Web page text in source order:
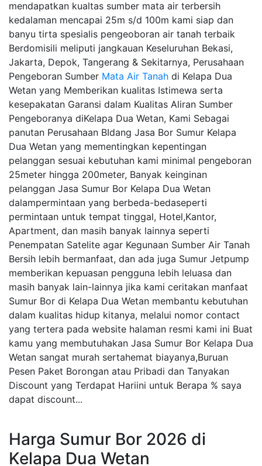
mendapatkan kualtas sumber mata air terbersih
kedalaman mencapai 25m s/d 100m kami siap dan
banyu tirta spesialis pengeoboran air tanah terbaik
Berdomisili meliputi jangkauan Keseluruhan Bekasi,
Jakarta, Depok, Tangerang & Sekitarnya, Perusahaan
Pengeboran Sumber Mata Air Tanah di Kelapa Dua
Wetan yang Memberikan kualitas Istimewa serta
kesepakatan Garansi dalam Kualitas Aliran Sumber
Pengeboranya diKelapa Dua Wetan, Kami Sebagai
panutan Perusahaan BIdang Jasa Bor Sumur Kelapa
Dua Wetan yang mementingkan kepentingan
pelanggan sesuai kebutuhan kami minimal pengeboran
25meter hingga 200meter, Banyak keinginan
pelanggan Jasa Sumur Bor Kelapa Dua Wetan
dalampermintaan yang berbeda-bedaseperti
permintaan untuk tempat tinggal, Hotel,Kantor,
Apartment, dan masih banyak lainnya seperti
Penempatan Satelite agar Kegunaan Sumber Air Tanah
Bersih lebih bermanfaat, dan ada juga Sumur Jetpump
memberikan kepuasan pengguna lebih leluasa dan
masih banyak lain-lainnya jika kami ceritakan manfaat
Sumur Bor di Kelapa Dua Wetan membantu kebutuhan
dalam kualitas hidup kitanya, melalui nomor contact
yang tertera pada website halaman resmi kami ini Buat
kamu yang membutuhakan Jasa Sumur Bor Kelapa Dua
Wetan sangat murah sertahemat biayanya,Buruan
Pesen Paket Borongan atau Pribadi dan Tanyakan
Discount yang Terdapat Hariini untuk Berapa % saya
dapat discount...
Harga Sumur Bor 2026 di
Kelapa Dua Wetan